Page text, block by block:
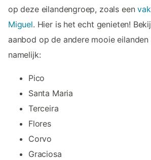
op deze eilandengroep, zoals een
Miguel. Hier is het echt genieten!
aanbod op de andere mooie
namelijk:
Pico
Santa Maria
Terceira
Flores
Corvo
Graciosa